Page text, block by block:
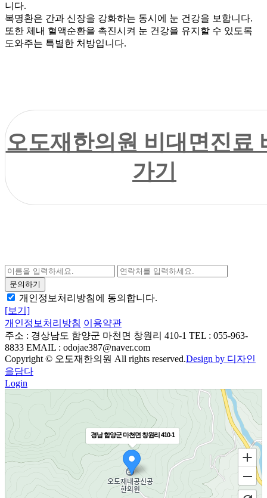
니다.
복명환은 간과 신장을 강화하는 동시에 눈 건강을 보합니다.
또한 체내 혈액순환을 촉진시켜 눈 건강을 유지할 수 있도록
도와주는 특별한 처방입니다.
오도재한의원 비대면진료
가기
개인정보처리방침에 동의합니다.
[보기]
개인정보처리방침 이용약관
주소 : 경상남도 함양군 마천면 창원리 410-1 TEL : 055-963-
8833 EMAIL : odojae387@naver.com
Copyright © 오도재한의원 All rights reserved.Design by 디자인
을담다
Login
경남 함양군 마천면 창원리 410-1